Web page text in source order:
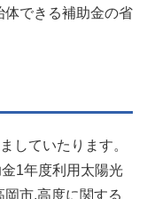
体できる補助金の省
していたります。
1年度利用太陽光
市,高度に関する